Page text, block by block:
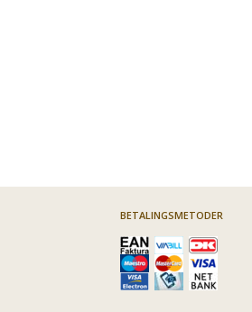
BETALINGSMETODER